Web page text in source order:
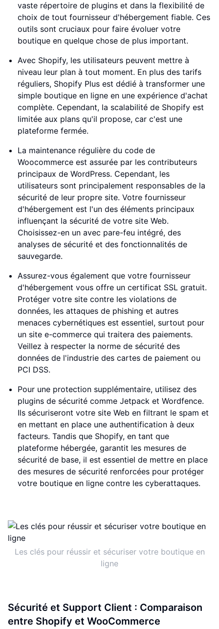
vaste répertoire de plugins et dans la flexibilité de
choix de tout fournisseur d'hébergement fiable. Ces
outils sont cruciaux pour faire évoluer votre
boutique en quelque chose de plus important.
Avec Shopify, les utilisateurs peuvent mettre à
niveau leur plan à tout moment. En plus des tarifs
réguliers, Shopify Plus est dédié à transformer une
simple boutique en ligne en une expérience d'achat
complète. Cependant, la scalabilité de Shopify est
limitée aux plans qu'il propose, car c'est une
plateforme fermée.
La maintenance régulière du code de
Woocommerce est assurée par les contributeurs
principaux de WordPress. Cependant, les
utilisateurs sont principalement responsables de la
sécurité de leur propre site. Votre fournisseur
d'hébergement est l'un des éléments principaux
influençant la sécurité de votre site Web.
Choisissez-en un avec pare-feu intégré, des
analyses de sécurité et des fonctionnalités de
sauvegarde.
Assurez-vous également que votre fournisseur
d'hébergement vous offre un certificat SSL gratuit.
Protéger votre site contre les violations de
données, les attaques de phishing et autres
menaces cybernétiques est essentiel, surtout pour
un site e-commerce qui traitera des paiements.
Veillez à respecter la norme de sécurité des
données de l'industrie des cartes de paiement ou
PCI DSS.
Pour une protection supplémentaire, utilisez des
plugins de sécurité comme Jetpack et Wordfence.
Ils sécuriseront votre site Web en filtrant le spam et
en mettant en place une authentification à deux
facteurs. Tandis que Shopify, en tant que
plateforme hébergée, garantit les mesures de
sécurité de base, il est essentiel de mettre en place
des mesures de sécurité renforcées pour protéger
votre boutique en ligne contre les cyberattaques.
Les clés pour réussir et sécuriser votre boutique en
ligne
Sécurité et Support Client : Comparaison
entre Shopify et WooCommerce